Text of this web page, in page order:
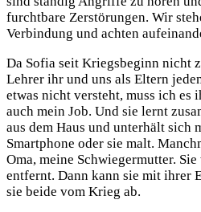
furchtbare Zerstörungen. Wir
Verbindung und achten
Da Sofia seit Kriegsbeginn nicht
Lehrer ihr und uns als Eltern
etwas nicht versteht, muss ich es
auch mein Job. Und sie lernt
aus dem Haus und unterhält sich
Smartphone oder sie malt.
Oma, meine Schwiegermutter.
entfernt. Dann kann sie mit ihrer
sie beide vom Krieg ab.